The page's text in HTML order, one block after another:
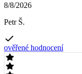
8/8/2026
Petr Š.
ověřené hodnocení